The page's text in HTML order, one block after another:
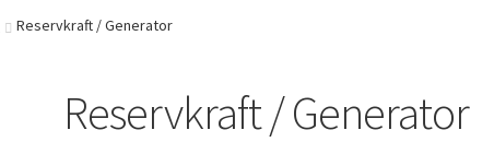
Reservkraft / Generator
Reservkraft / Generator